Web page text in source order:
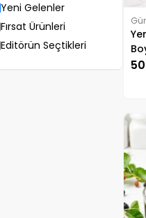
Yeni Gelenler
Fırsat Ürünleri
Editörün Seçtikleri